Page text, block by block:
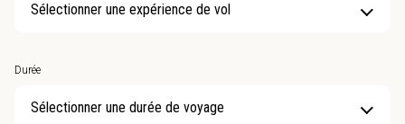
Sélectionner une expérience de vol
Durée
Sélectionner une durée de voyage